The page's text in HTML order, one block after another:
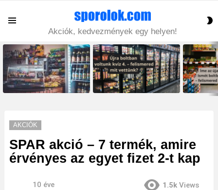
Akciók, kedvezmények egy helyen!
LATEST
STORIES
AKCIÓK
SPAR akció – 7 termék, amire
érvényes az egyet fizet 2-t kap
10 éve 1.5k Views